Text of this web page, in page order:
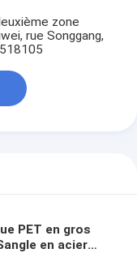
zone
rue Songgang,
PET en gros
en acier